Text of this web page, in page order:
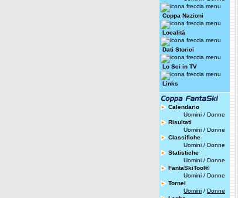
Coppa Nazioni
Località
Dati Storici
Lo Sci in TV
Links
Calendario
Uomini / Donne
Risultati
Uomini / Donne
Classifiche
Uomini / Donne
Statistiche
Uomini / Donne
FantaSkiTool®
Uomini / Donne
Tornei
Uomini / Donne